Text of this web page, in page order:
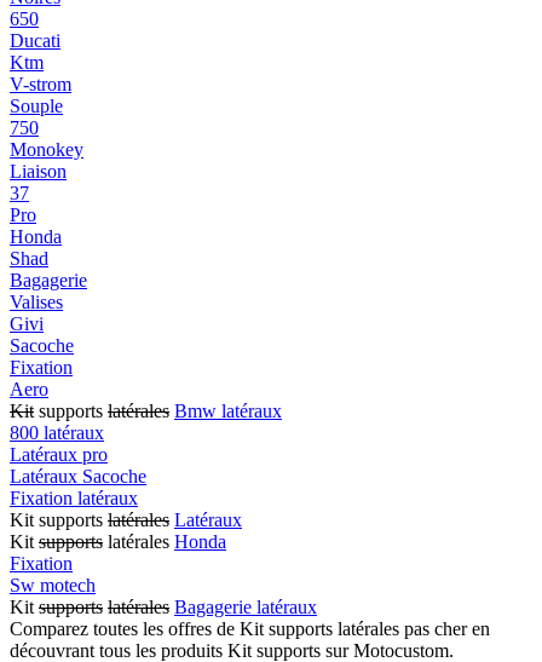
650
Ducati
Ktm
V-strom
Souple
750
Monokey
Liaison
37
Pro
Honda
Shad
Bagagerie
Valises
Givi
Sacoche
Fixation
Aero
Kit supports latérales Bmw latéraux
800 latéraux
Latéraux pro
Latéraux Sacoche
Fixation latéraux
Kit supports latérales Latéraux
Kit supports latérales Honda
Fixation
Sw motech
Kit supports latérales Bagagerie latéraux
Comparez toutes les offres de Kit supports latérales pas cher en
découvrant tous les produits Kit supports sur Motocustom.